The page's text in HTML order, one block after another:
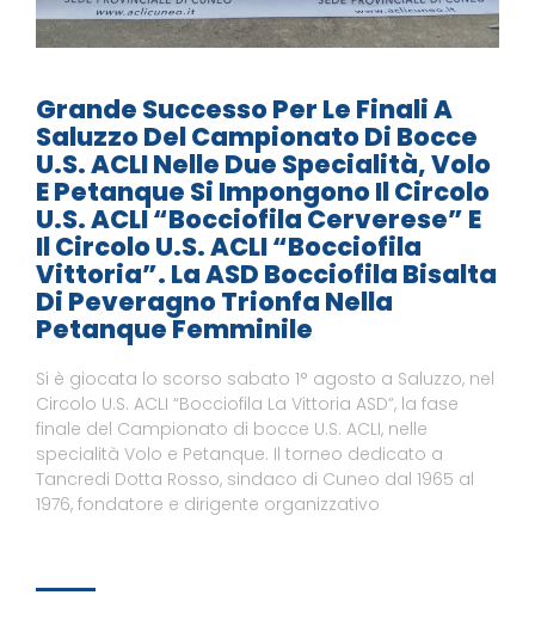
Grande Successo Per Le Finali A
Saluzzo Del Campionato Di Bocce
U.S. ACLI Nelle Due Specialità, Volo
E Petanque Si Impongono Il Circolo
U.S. ACLI “Bocciofila Cerverese” E
Il Circolo U.S. ACLI “Bocciofila
Vittoria”. La ASD Bocciofila Bisalta
Di Peveragno Trionfa Nella
Petanque Femminile
Si è giocata lo scorso sabato 1° agosto a Saluzzo, nel
Circolo U.S. ACLI “Bocciofila La Vittoria ASD”, la fase
finale del Campionato di bocce U.S. ACLI, nelle
specialità Volo e Petanque. Il torneo dedicato a
Tancredi Dotta Rosso, sindaco di Cuneo dal 1965 al
1976, fondatore e dirigente organizzativo